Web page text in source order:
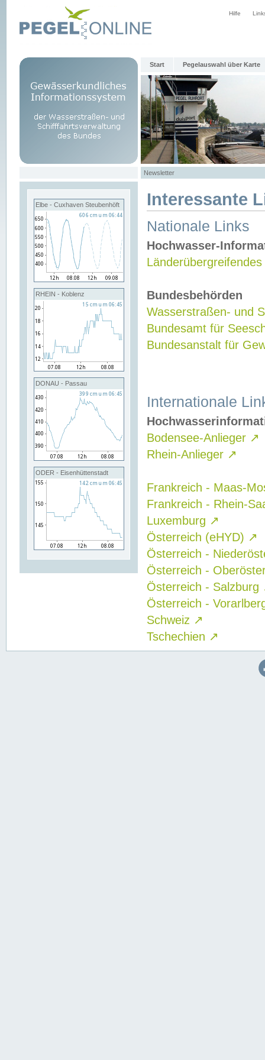
Hilfe
Start Pegelauswahl über Karte
Newsletter
Elbe - Cuxhaven Steubenhöft
RHEIN - Koblenz
DONAU - Passau
ODER - Eisenhüttenstadt
Interessante
Nationale Links
Hochwasser-
Bundesbehörden
Wasserstraßen- und
Bundesamt für
Bundesanstalt für
Internationale
Bodensee-Anlieger ↗
Rhein-Anlieger ↗
Frankreich - Maas-
Frankreich - Rhein-
Luxemburg ↗
Österreich (eHYD) ↗
Österreich -
Österreich -
Österreich - Salzburg
Österreich -
Schweiz ↗
Tschechien ↗